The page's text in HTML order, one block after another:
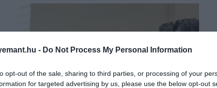
- Do Not Process My Personal Information
opt-out of the sale, sharing to third parties, or processing of your
for targeted advertising by us, please use the below opt-out